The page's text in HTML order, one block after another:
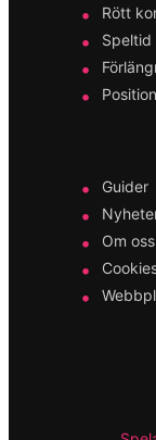
Rött
Speltid
Guider
Om oss